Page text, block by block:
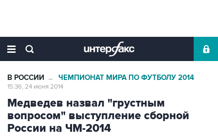
В РОССИИ → ЧЕМПИОНАТ МИРА ПО ФУТБОЛУ 2014
15:36, 24 июня 2014
Медведев назвал "грустным
вопросом" выступление сборной
России на ЧМ-2014